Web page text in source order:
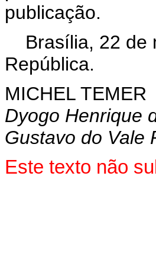
publicação.
Brasília, 22 de
República.
MICHEL TEMER
Dyogo Henrique
Gustavo do Vale
Este texto não